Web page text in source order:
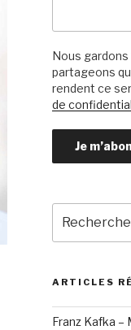
Nous
partageons
rendent ce
de
pour
:
ARTICLES
Franz Kafka –